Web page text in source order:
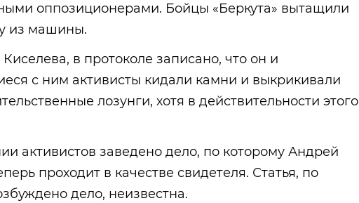
оппозиционерами. Бойцы «Беркута» вытащили
из машины.
в протоколе записано, что он и
с ним активисты кидали камни и выкрикивали
лозунги, хотя в действительности этого
активистов заведено дело, по которому Андрей
проходит в качестве свидетеля. Статья, по
дело, неизвестна.